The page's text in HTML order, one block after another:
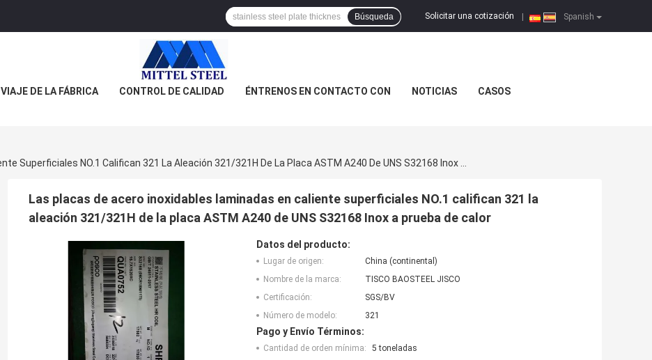
Spanish
Solicitar una cotización
Búsqueda
VIAJE DE LA FÁBRICA CONTROL DE CALIDAD ÉNTRENOS EN CONTACTO CON NOTICIAS CASOS
Las placas de acero inoxidables laminadas en caliente superficiales NO.1 califican 321 la
aleación 321/321H de la placa ASTM A240 de UNS S32168 Inox a prueba de calor
Datos del producto:
Lugar de origen:
China (continental)
Nombre de la marca:
TISCO BAOSTEEL JISCO
Certificación:
SGS/BV
Número de modelo:
321
Pago y Envío Términos:
Cantidad de orden mínima:
5 toneladas